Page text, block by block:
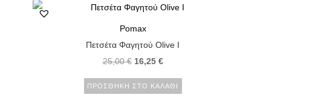
Pomax
Πετσέτα Φαγητού Olive I
25,00€ 16,25 €
ΠΡΟΣΘΉΚΗ ΣΤΟ ΚΑΛΆΘΙ